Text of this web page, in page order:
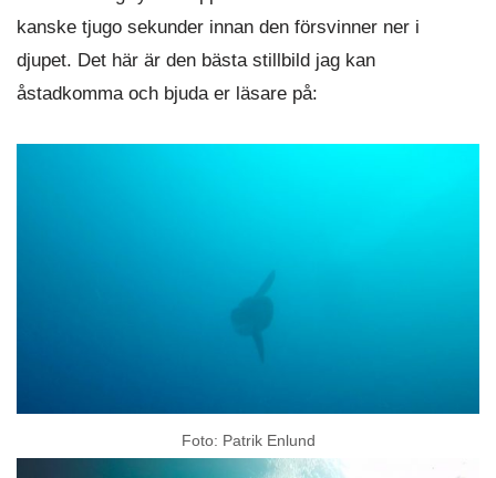
kanske tjugo sekunder innan den försvinner ner i
djupet. Det här är den bästa stillbild jag kan
åstadkomma och bjuda er läsare på:
Foto: Patrik Enlund